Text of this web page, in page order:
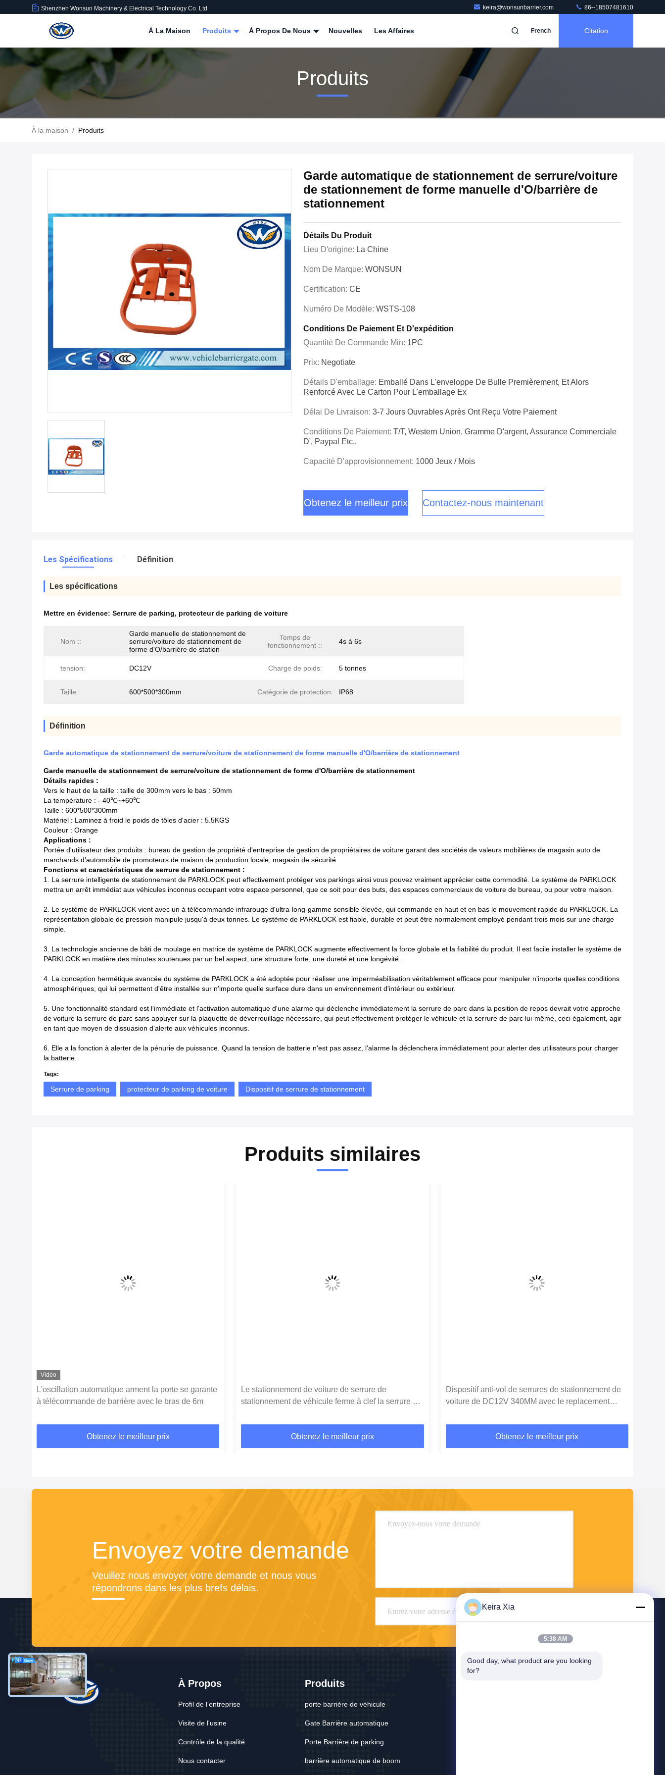
Shenzhen Wonsun Machinery & Electrical Technology Co. Ltd keira@wonsunbarrier.com 86--18507481610
À La Maison Produits À Propos De Nous Nouvelles Les Affaires French Citation
Produits
À la maison / Produits
Garde automatique de stationnement de serrure/voiture
de stationnement de forme manuelle d'O/barrière de
stationnement
Détails Du Produit
Lieu D'origine: La Chine
Nom De Marque: WONSUN
Certification: CE
Numéro De Modèle: WSTS-108
Conditions De Paiement Et D'expédition
Quantité De Commande Min: 1PC
Prix: Negotiate
Détails D'emballage: Emballé Dans L'enveloppe De Bulle Premièrement, Et Alors
Renforcé Avec Le Carton Pour L'emballage Ex
Délai De Livraison: 3-7 Jours Ouvrables Après Ont Reçu Votre Paiement
Conditions De Paiement: T/T, Western Union, Gramme D'argent, Assurance Commerciale
D', Paypal Etc.,
Capacité D'approvisionnement: 1000 Jeux / Mois
Obtenez le meilleur prix Contactez-nous maintenant
Les Spécifications Définition
Les spécifications
Mettre en évidence: Serrure de parking, protecteur de parking de voiture
Nom ::
Garde manuelle de stationnement de
serrure/voiture de stationnement de
forme d'O/barrière de station
Temps de
fonctionnement ::
4s à 6s
tension: DC12V Charge de poids: 5 tonnes
Taille: 600*500*300mm Catégorie de protection: IP68
Définition
Garde automatique de stationnement de serrure/voiture de stationnement de forme manuelle d'O/barrière de stationnement
Garde manuelle de stationnement de serrure/voiture de stationnement de forme d'O/barrière de stationnement
Détails rapides :
Vers le haut de la taille : taille de 300mm vers le bas : 50mm
La température : - 40℃~+60℃
Taille : 600*500*300mm
Matériel : Laminez à froid le poids de tôles d'acier : 5.5KGS
Couleur : Orange
Applications :
Portée d'utilisateur des produits : bureau de gestion de propriété d'entreprise de gestion de propriétaires de voiture garant des sociétés de valeurs mobilières de magasin auto de
marchands d'automobile de promoteurs de maison de production locale, magasin de sécurité
Fonctions et caractéristiques de serrure de stationnement :
1. La serrure intelligente de stationnement de PARKLOCK peut effectivement protéger vos parkings ainsi vous pouvez vraiment apprécier cette commodité. Le système de PARKLOCK
mettra un arrêt immédiat aux véhicules inconnus occupant votre espace personnel, que ce soit pour des buts, des espaces commerciaux de voiture de bureau, ou pour votre maison.
2. Le système de PARKLOCK vient avec un à télécommande infrarouge d'ultra-long-gamme sensible élevée, qui commande en haut et en bas le mouvement rapide du PARKLOCK. La
représentation globale de pression manipule jusqu'à deux tonnes. Le système de PARKLOCK est fiable, durable et peut être normalement employé pendant trois mois sur une charge
simple.
3. La technologie ancienne de bâti de moulage en matrice de système de PARKLOCK augmente effectivement la force globale et la fiabilité du produit. Il est facile installer le système de
PARKLOCK en matière des minutes soutenues par un bel aspect, une structure forte, une dureté et une longévité.
4. La conception hermétique avancée du système de PARKLOCK a été adoptée pour réaliser une imperméabilisation véritablement efficace pour manipuler n'importe quelles conditions
atmosphériques, qui lui permettent d'être installée sur n'importe quelle surface dure dans un environnement d'intérieur ou extérieur.
5. Une fonctionnalité standard est l'immédiate et l'activation automatique d'une alarme qui déclenche immédiatement la serrure de parc dans la position de repos devrait votre approche
de voiture la serrure de parc sans appuyer sur la plaquette de déverrouillage nécessaire, qui peut effectivement protéger le véhicule et la serrure de parc lui-même, ceci également, agir
en tant que moyen de dissuasion d'alerte aux véhicules inconnus.
6. Elle a la fonction à alerter de la pénurie de puissance. Quand la tension de batterie n'est pas assez, l'alarme la déclenchera immédiatement pour alerter des utilisateurs pour charger
la batterie.
Tags:
Serrure de parking protecteur de parking de voiture Dispositif de serrure de stationnement
Produits similaires
Vidéo
L'oscillation automatique arment la porte se garante
à télécommande de barrière avec le bras de 6m
Obtenez le meilleur prix
Le stationnement de voiture de serrure de
stationnement de véhicule ferme à clef la serrure de
Obtenez le meilleur prix
Dispositif anti-vol de serrures de stationnement de
voiture de DC12V 340MM avec le replacement
Obtenez le meilleur prix
Envoyez votre demande
Veuillez nous envoyer votre demande et nous vous
répondrons dans les plus brefs délais.
À Propos
Profil de l'entreprise
Visite de l'usine
Contrôle de la qualité
Nous contacter
Produits
porte barrière de véhicule
Gate Barrière automatique
Porte Barrière de parking
barrière automatique de boom
Keira Xia
5:38 AM
Good day, what product are you looking
for?